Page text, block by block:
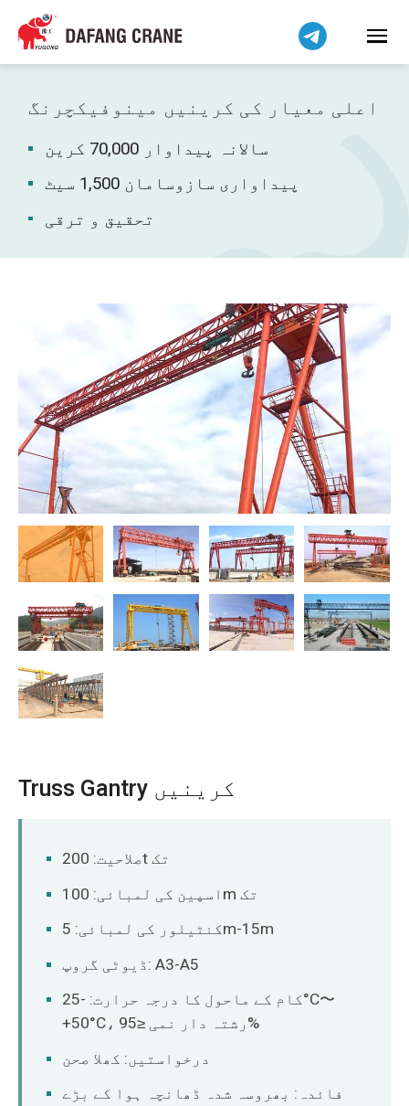
اعلی معیار کی کرینیں مینوفیکچرنگ
سالانہ پیداوار 70,000 کرین
پیداواری سازوسامان 1,500 سیٹ
تحقیق و ترقی
Truss Gantry کرینیں
صلاحیت: 200t تک
اسپین کی لمبائی: 100m تک
کنٹیلور کی لمبائی: 5m-15m
ڈیوٹی گروپ: A3-A5
کام کے ماحول کا درجہ حرارت: -25°C〜
+50°C، رشتہ دار نمی ≤95%
درخواستیں: کھلا صحن
فائدہ: بھروسہ شدہ ڈھانچہ ہوا کے بڑے
हिन्दी
Bahasa Indonesia
Bahasa Melayu
简体中文
বাংলা
فارسی
Pilipino
Беларуская мова
O‘zbekcha